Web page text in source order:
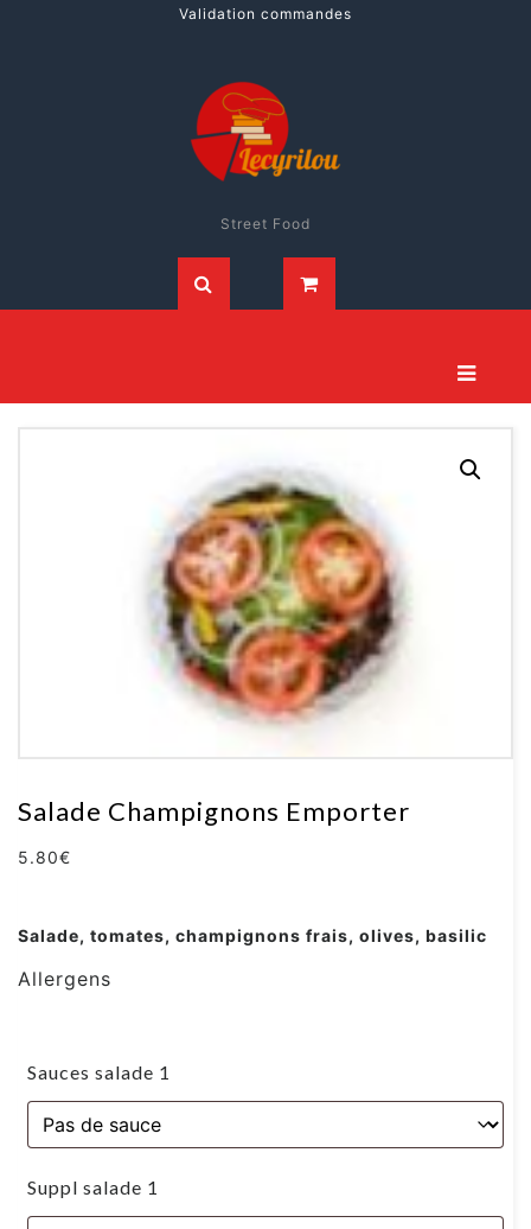
Validation commandes
Street Food
Salade Champignons Emporter
5.80€
Salade, tomates, champignons frais, olives, basilic
Allergens
Sauces salade 1
Suppl salade 1